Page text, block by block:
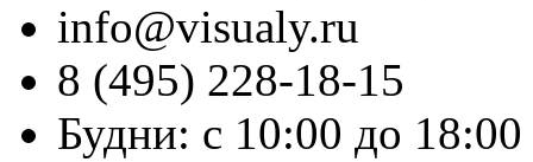
info@visualy.ru
8 (495) 228-18-15
Будни: с 10:00 до 18:00